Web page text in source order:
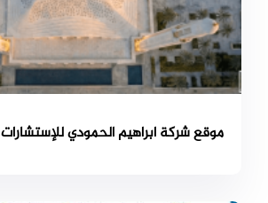
موقع شركة ابراهيم الحمودي للإستشارات